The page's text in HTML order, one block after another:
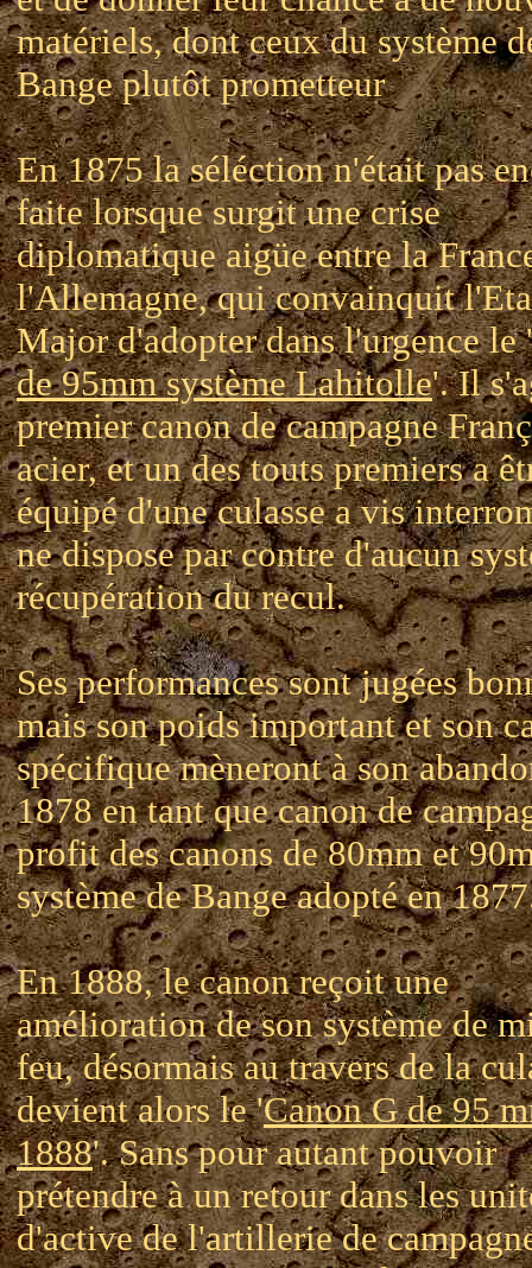
matériels, dont ceux du système
Bange plutôt prometteur
En 1875 la séléction n'était pas
faite lorsque surgit une crise
diplomatique aigüe entre la
l'Allemagne, qui convainquit
Major d'adopter dans l'urgence le '
de 95mm système Lahitolle'. Il
premier canon de campagne
acier, et un des touts premiers a
équipé d'une culasse a vis
ne dispose par contre d'aucun
récupération du recul.
Ses performances sont jugées
mais son poids important et son
spécifique mèneront à son
1878 en tant que canon de
profit des canons de 80mm et
système de Bange adopté en
En 1888, le canon reçoit une
amélioration de son système de
feu, désormais au travers de la
devient alors le 'Canon G de 95
1888'. Sans pour autant pouvoir
prétendre à un retour dans les
d'active de l'artillerie de